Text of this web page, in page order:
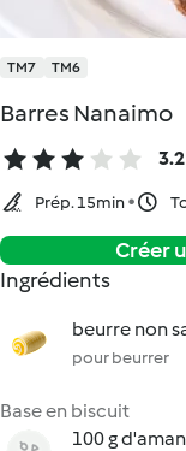
TM7 TM6
Barres Nanaimo
3.2
Prép. 15min
Créer
Ingrédients
beurre non
pour beurrer
Base en biscuit
100 g